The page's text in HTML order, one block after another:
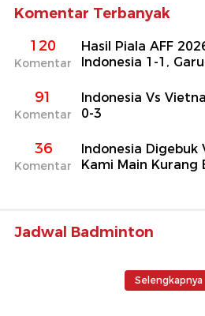
Komentar Terbanyak
120
Komentar
Hasil Piala AFF
Indonesia 1-1,
91
Komentar
Indonesia Vs
0-3
36
Komentar
Indonesia
Kami Main Kurang
Jadwal Badminton
Selengkapnya